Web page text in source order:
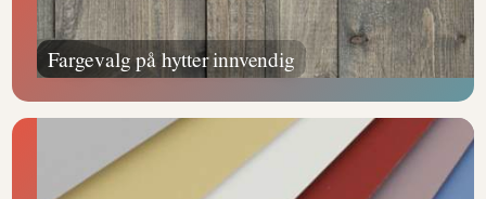
Fargevalg på hytter innvendig